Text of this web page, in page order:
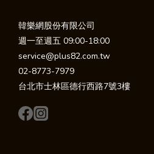
韓樂網股份有限公司
週一至週五 09:00-18:00
service@plus82.com.tw
02-8773-7979
台北市士林區德行西路7號3樓